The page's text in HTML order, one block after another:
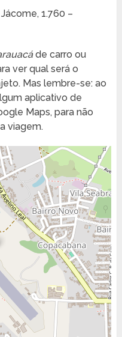
1.760 –
de carro ou
ver qual será o
Mas lembre-se: ao
aplicativo de
Maps, para não
viagem.